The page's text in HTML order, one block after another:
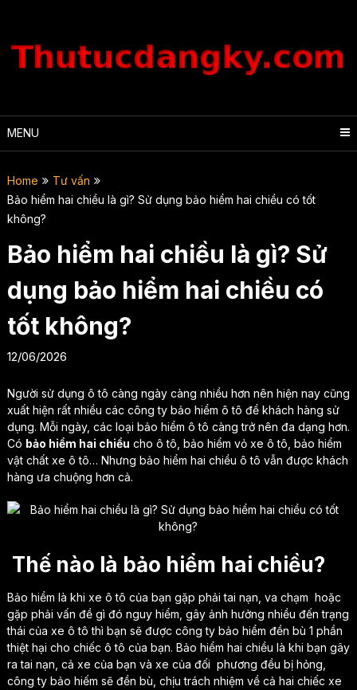
content
MENU
Home
Tư vấn
Bảo hiểm hai chiều là gì? Sử dụng bảo hiểm hai chiều có tốt
không?
Bảo hiểm hai chiều là gì? Sử
dụng bảo hiểm hai chiều có
tốt không?
12/06/2026
Người sử dụng ô tô càng ngày càng nhiều hơn nên hiện nay cũng
xuất hiện rất nhiều các công ty bảo hiểm ô tô để khách hàng sử
dụng. Mỗi ngày, các loại bảo hiểm ô tô càng trở nên đa dạng hơn.
Có bảo hiểm hai chiều cho ô tô, bảo hiểm vỏ xe ô tô, bảo hiểm
vật chất xe ô tô… Nhưng bảo hiểm hai chiều ô tô vẫn được khách
hàng ưa chuộng hơn cả.
Thế nào là bảo hiểm hai chiều?
Bảo hiểm là khi xe ô tô của bạn gặp phải tai nạn, va chạm hoặc
gặp phải vấn đề gì đó nguy hiểm, gây ảnh hưởng nhiều đến trạng
thái của xe ô tô thì bạn sẽ được công ty bảo hiểm đền bù 1 phần
thiệt hại cho chiếc ô tô của bạn. Bảo hiểm hai chiều là khi bạn gây
ra tai nạn, cả xe của bạn và xe của đối phương đều bị hỏng,
công ty bảo hiếm sẽ đền bù, chịu trách nhiệm về cả hai chiếc xe